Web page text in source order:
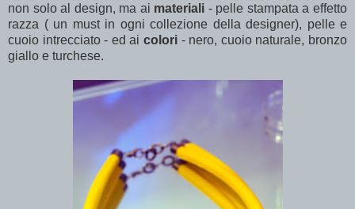
non solo al design, ma ai materiali - pelle stampata a effetto
razza ( un must in ogni collezione della designer), pelle e
cuoio intrecciato - ed ai colori - nero, cuoio naturale, bronzo
giallo e turchese.